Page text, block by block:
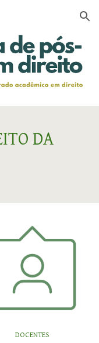
Skip to navigation
DA
DOCENTES